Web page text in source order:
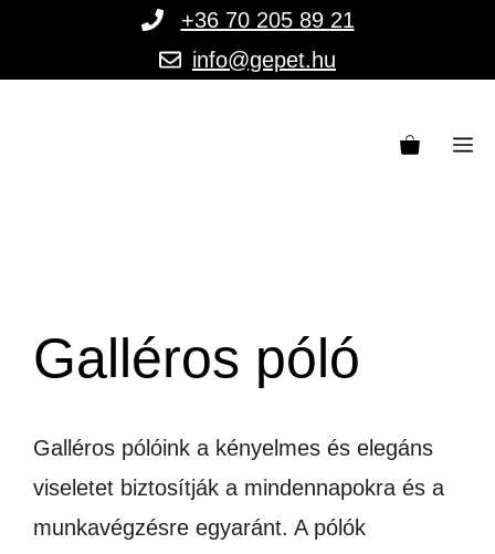
+36 70 205 89 21
info@gepet.hu
Galléros póló
Galléros pólóink a kényelmes és elegáns
viseletet biztosítják a mindennapokra és a
munkavégzésre egyaránt. A pólók